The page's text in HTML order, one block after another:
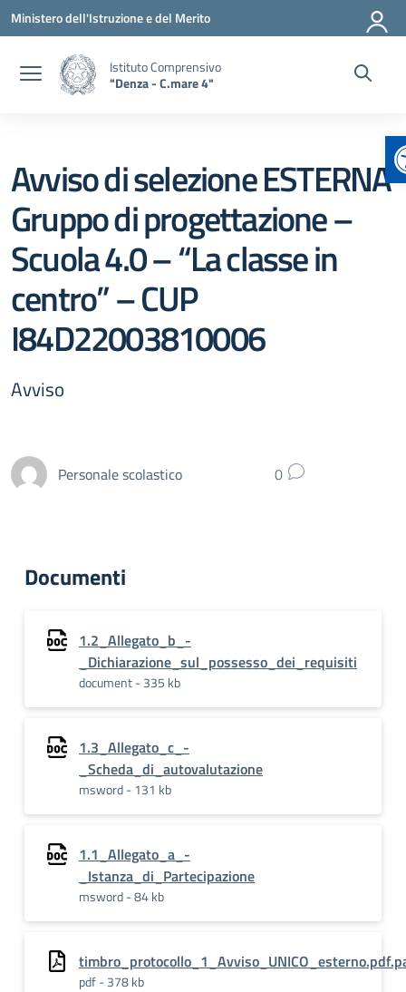
Vai ai contenuti
Vai al menu di navigazione
Vai al footer
Ministero dell'Istruzione e del Merito
Istituto Comprensivo
"Denza - C.mare 4"
Avviso di selezione ESTERNA
Gruppo di progettazione –
Scuola 4.0 – “La classe in
centro” – CUP
I84D22003810006
Avviso
Personale scolastico 0
Documenti
1.2_Allegato_b_-
_Dichiarazione_sul_possesso_dei_requisiti
document - 335 kb
1.3_Allegato_c_-
_Scheda_di_autovalutazione
msword - 131 kb
1.1_Allegato_a_-
_Istanza_di_Partecipazione
msword - 84 kb
pdf - 378 kb